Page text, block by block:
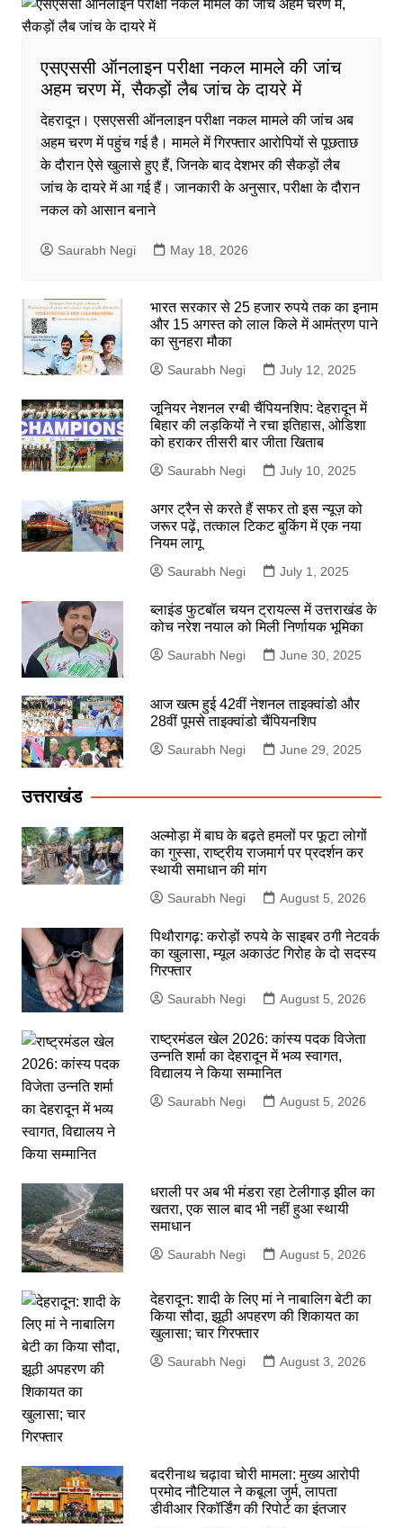
एसएससी ऑनलाइन परीक्षा नकल मामले की जांच
अहम चरण में, सैकड़ों लैब जांच के दायरे में
देहरादून। एसएससी ऑनलाइन परीक्षा नकल मामले की जांच अब
अहम चरण में पहुंच गई है। मामले में गिरफ्तार आरोपियों से पूछताछ
के दौरान ऐसे खुलासे हुए हैं, जिनके बाद देशभर की सैकड़ों लैब
जांच के दायरे में आ गई हैं। जानकारी के अनुसार, परीक्षा के दौरान
नकल को आसान बनाने
Saurabh Negi May 18, 2026
भारत सरकार से 25 हजार रुपये तक का इनाम
और 15 अगस्त को लाल किले में आमंत्रण पाने
का सुनहरा मौका
Saurabh Negi July 12, 2025
जूनियर नेशनल रग्बी चैंपियनशिप: देहरादून में
बिहार की लड़कियों ने रचा इतिहास, ओडिशा
को हराकर तीसरी बार जीता खिताब
Saurabh Negi July 10, 2025
अगर ट्रैन से करते हैं सफर तो इस न्यूज़ को
जरूर पढ़ें, तत्काल टिकट बुकिंग में एक नया
नियम लागू
Saurabh Negi July 1, 2025
ब्लाइंड फुटबॉल चयन ट्रायल्स में उत्तराखंड के
कोच नरेश नयाल को मिली निर्णायक भूमिका
Saurabh Negi June 30, 2025
आज खत्म हुई 42वीं नेशनल ताइक्वांडो और
28वीं पूमसे ताइक्वांडो चैंपियनशिप
Saurabh Negi June 29, 2025
उत्तराखंड
अल्मोड़ा में बाघ के बढ़ते हमलों पर फूटा लोगों
का गुस्सा, राष्ट्रीय राजमार्ग पर प्रदर्शन कर
स्थायी समाधान की मांग
Saurabh Negi August 5, 2026
पिथौरागढ़: करोड़ों रुपये के साइबर ठगी नेटवर्क
का खुलासा, म्यूल अकाउंट गिरोह के दो सदस्य
गिरफ्तार
Saurabh Negi August 5, 2026
राष्ट्रमंडल खेल 2026: कांस्य पदक विजेता
उन्नति शर्मा का देहरादून में भव्य स्वागत,
विद्यालय ने किया सम्मानित
Saurabh Negi August 5, 2026
धराली पर अब भी मंडरा रहा टेलीगाड़ झील का
खतरा, एक साल बाद भी नहीं हुआ स्थायी
समाधान
Saurabh Negi August 5, 2026
देहरादून: शादी के लिए मां ने नाबालिग बेटी का
किया सौदा, झूठी अपहरण की शिकायत का
खुलासा; चार गिरफ्तार
Saurabh Negi August 3, 2026
बदरीनाथ चढ़ावा चोरी मामला: मुख्य आरोपी
प्रमोद नौटियाल ने कबूला जुर्म, लापता
डीवीआर रिकॉर्डिंग की रिपोर्ट का इंतजार